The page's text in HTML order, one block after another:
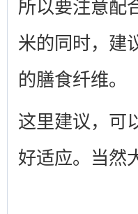
所以要注意配
米的同时，建
的膳食纤维。
这里建议，可
好适应。当然